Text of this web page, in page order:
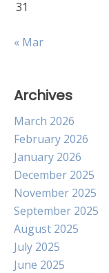
31
« Mar
Archives
March 2026
February 2026
January 2026
December 2025
November 2025
September 2025
August 2025
July 2025
June 2025